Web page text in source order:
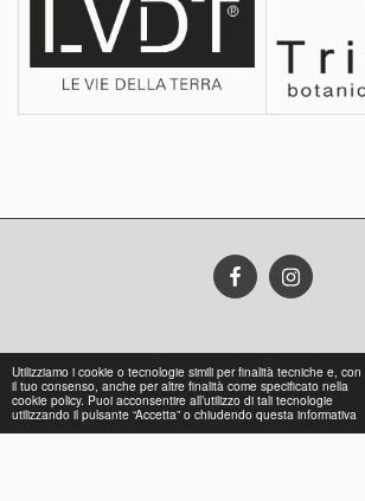
Utilizziamo i cookie o tecnologie simili per finalità tecniche e, con
il tuo consenso, anche per altre finalità come specificato nella
cookie policy. Puoi acconsentire all’utilizzo di tali tecnologie
utilizzando il pulsante “Accetta” o chiudendo questa informativa
Copyright © 2026 Tutti i diritti riservati -FM di
Privacy Policy